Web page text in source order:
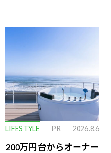
LIFESTYLE PR 2026.8.6
200万円台からオーナー